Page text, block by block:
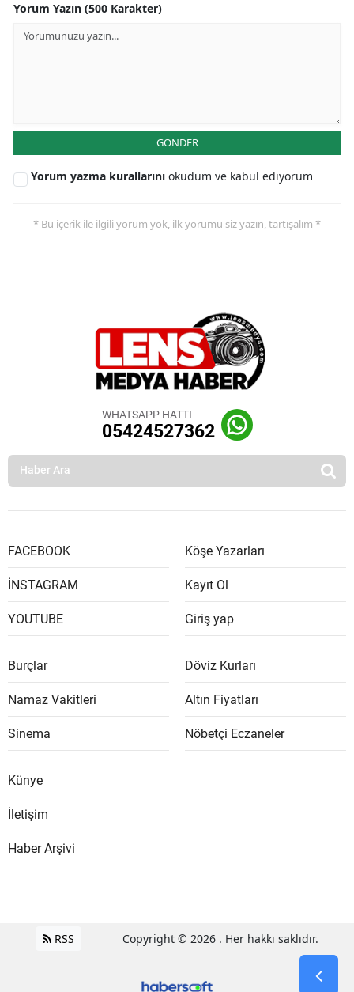
Yorum Yazın (500 Karakter)
GÖNDER
Yorum yazma kurallarını okudum ve kabul ediyorum
* Bu içerik ile ilgili yorum yok, ilk yorumu siz yazın, tartışalım *
WHATSAPP HATTI
05424527362
FACEBOOK
İNSTAGRAM
YOUTUBE
Köşe Yazarları
Kayıt Ol
Giriş yap
Burçlar
Namaz Vakitleri
Sinema
Döviz Kurları
Altın Fiyatları
Nöbetçi Eczaneler
Künye
İletişim
Haber Arşivi
RSS Copyright © 2026 . Her hakkı saklıdır.